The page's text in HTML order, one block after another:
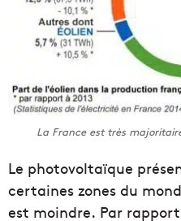
La France est très
Le photovoltaïque
certaines zones du
est moindre. Par